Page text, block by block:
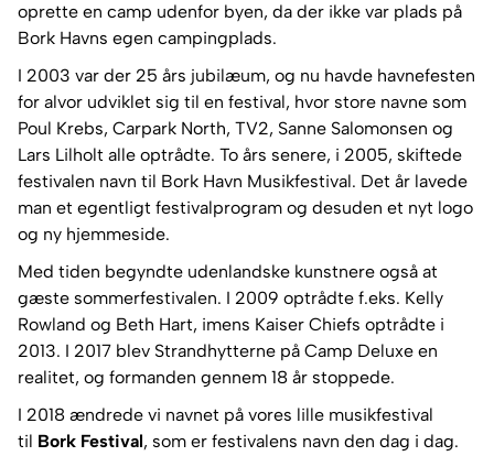
oprette en camp udenfor byen, da der ikke var plads på
Bork Havns egen campingplads.
I 2003 var der 25 års jubilæum, og nu havde havnefesten
for alvor udviklet sig til en festival, hvor store navne som
Poul Krebs, Carpark North, TV2, Sanne Salomonsen og
Lars Lilholt alle optrådte. To års senere, i 2005, skiftede
festivalen navn til Bork Havn Musikfestival. Det år lavede
man et egentligt festivalprogram og desuden et nyt logo
og ny hjemmeside.
Med tiden begyndte udenlandske kunstnere også at
gæste sommerfestivalen. I 2009 optrådte f.eks. Kelly
Rowland og Beth Hart, imens Kaiser Chiefs optrådte i
2013. I 2017 blev Strandhytterne på Camp Deluxe en
realitet, og formanden gennem 18 år stoppede.
I 2018 ændrede vi navnet på vores lille musikfestival
til Bork Festival, som er festivalens navn den dag i dag.